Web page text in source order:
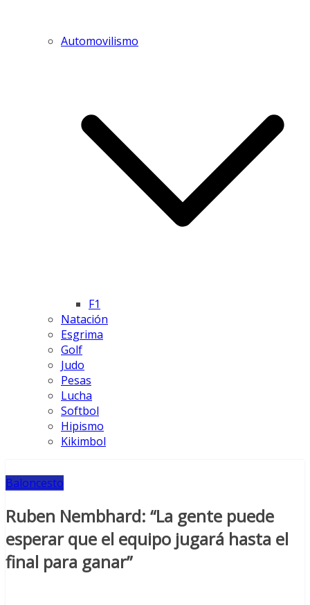
Automovilismo
F1
Natación
Esgrima
Golf
Judo
Pesas
Lucha
Softbol
Hipismo
Kikimbol
Baloncesto
Ruben Nembhard: “La gente puede
esperar que el equipo jugará hasta el
final para ganar”